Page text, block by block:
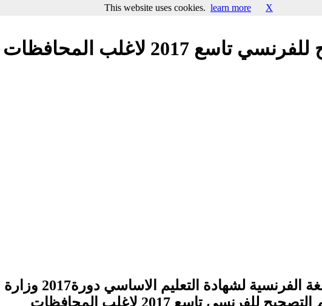
2017 لاغلب المحافظات سوريا
لشهادة التعليم الاساسي دورة2017 وزارة التربية
للفرنسي تاسع 2017 لاغلب المحافظات
This website uses cookies. learn more X